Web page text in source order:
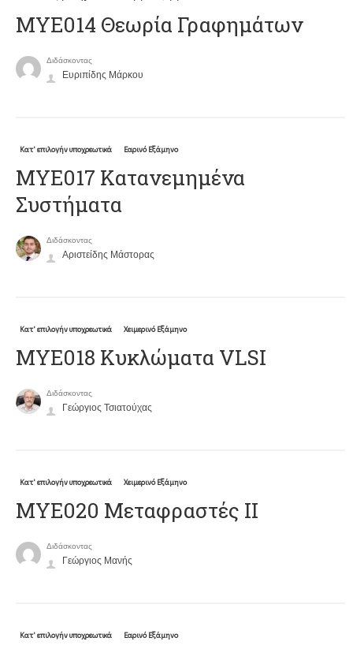
ΜΥΕ014 Θεωρία Γραφημάτων
Διδάσκοντας
Ευριπίδης Μάρκου
Κατ' επιλογήν υποχρεωτικά Εαρινό Εξάμηνο
ΜΥΕ017 Κατανεμημένα
Συστήματα
Διδάσκοντας
Αριστείδης Μάστορας
Κατ' επιλογήν υποχρεωτικά Χειμερινό Εξάμηνο
MYE018 Κυκλώματα VLSI
Διδάσκοντας
Γεώργιος Τσιατούχας
Κατ' επιλογήν υποχρεωτικά Χειμερινό Εξάμηνο
ΜΥΕ020 Μεταφραστές ΙΙ
Διδάσκοντας
Γεώργιος Μανής
Κατ' επιλογήν υποχρεωτικά Εαρινό Εξάμηνο